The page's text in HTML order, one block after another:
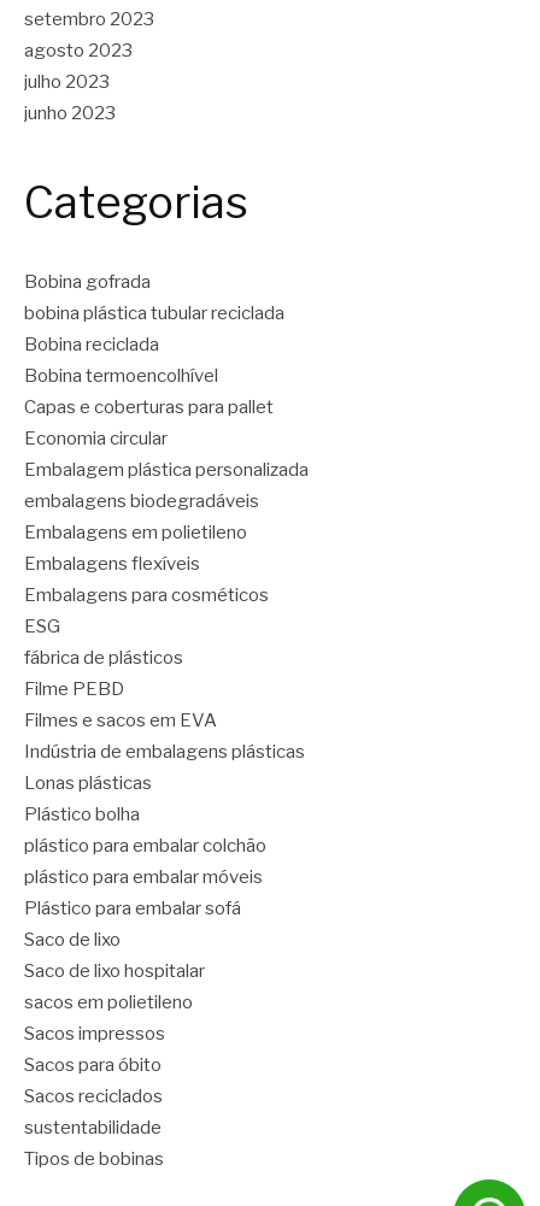
setembro 2023
agosto 2023
julho 2023
junho 2023
Categorias
Bobina gofrada
bobina plástica tubular reciclada
Bobina reciclada
Bobina termoencolhível
Capas e coberturas para pallet
Economia circular
Embalagem plástica personalizada
embalagens biodegradáveis
Embalagens em polietileno
Embalagens flexíveis
Embalagens para cosméticos
ESG
fábrica de plásticos
Filme PEBD
Filmes e sacos em EVA
Indústria de embalagens plásticas
Lonas plásticas
Plástico bolha
plástico para embalar colchão
plástico para embalar móveis
Plástico para embalar sofá
Saco de lixo
Saco de lixo hospitalar
sacos em polietileno
Sacos impressos
Sacos para óbito
Sacos reciclados
sustentabilidade
Tipos de bobinas